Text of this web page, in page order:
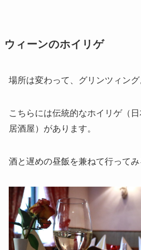
ウィーンのホイリゲ
場所は変わって、グリンツィング
こちらには伝統的なホイリゲ（
居酒屋）があります。
酒と遅めの昼飯を兼ねて行ってみ